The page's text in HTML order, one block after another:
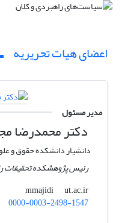
اعضای هیات تحریریه
مدیر مسئول
دکتر محمدرضا
دانشیار دانشکده حقوق و
رئیس پژوهشکده
mmajidi
ut.ac.ir
0000-0003-2498-1547